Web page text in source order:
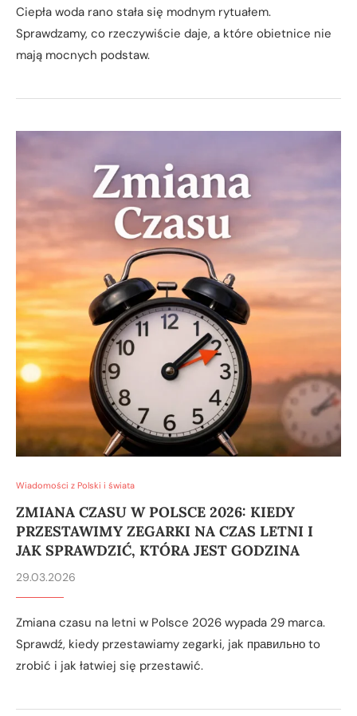
Ciepła woda rano stała się modnym rytuałem.
Sprawdzamy, co rzeczywiście daje, a które obietnice nie
mają mocnych podstaw.
Wiadomości z Polski i świata
ZMIANA CZASU W POLSCE 2026: KIEDY
PRZESTAWIMY ZEGARKI NA CZAS LETNI I
JAK SPRAWDZIĆ, KTÓRA JEST GODZINA
29.03.2026
Zmiana czasu na letni w Polsce 2026 wypada 29 marca.
Sprawdź, kiedy przestawiamy zegarki, jak правильно to
zrobić i jak łatwiej się przestawić.